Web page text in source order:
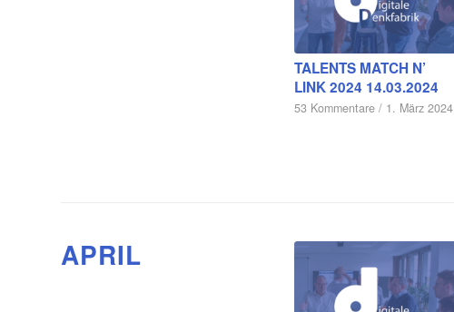
TALENTS MATCH N’
LINK 2024 14.03.2024
53 Kommentare / 1. März 2024
APRIL